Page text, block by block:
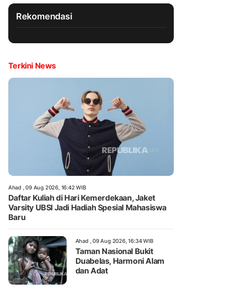
Rekomendasi
Terkini News
Ahad , 09 Aug 2026, 16:42 WIB
Daftar Kuliah di Hari Kemerdekaan, Jaket
Varsity UBSI Jadi Hadiah Spesial Mahasiswa
Baru
Ahad , 09 Aug 2026, 16:34 WIB
Taman Nasional Bukit
Duabelas, Harmoni Alam
dan Adat